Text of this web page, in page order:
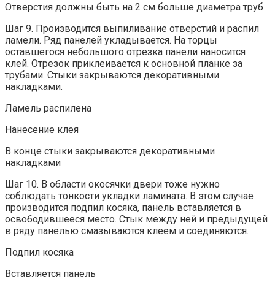
Отверстия должны быть на 2 см больше диаметра труб
Шаг 9. Производится выпиливание отверстий и распил
ламели. Ряд панелей укладывается. На торцы
оставшегося небольшого отрезка панели наносится
клей. Отрезок приклеивается к основной планке за
трубами. Стыки закрываются декоративными
накладками.
Ламель распилена
Нанесение клея
В конце стыки закрываются декоративными
накладками
Шаг 10. В области окосячки двери тоже нужно
соблюдать тонкости укладки ламината. В этом случае
производится подпил косяка, панель вставляется в
освободившееся место. Стык между ней и предыдущей
в ряду панелью смазываются клеем и соединяются.
Подпил косяка
Вставляется панель